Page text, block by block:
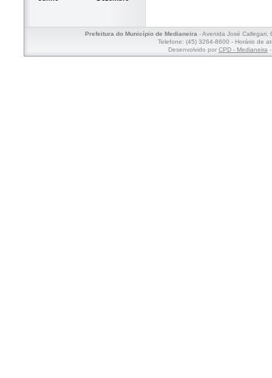
Prefeitura do Município de Medianeira- Avenida José Callegari,
Telefone: (45) 3264-8600 - Horário de
Desenvolvido por CPD - Medianeira-